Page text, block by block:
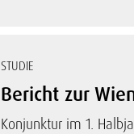
STUDIE
Bericht zur
Konjunktur im 1.